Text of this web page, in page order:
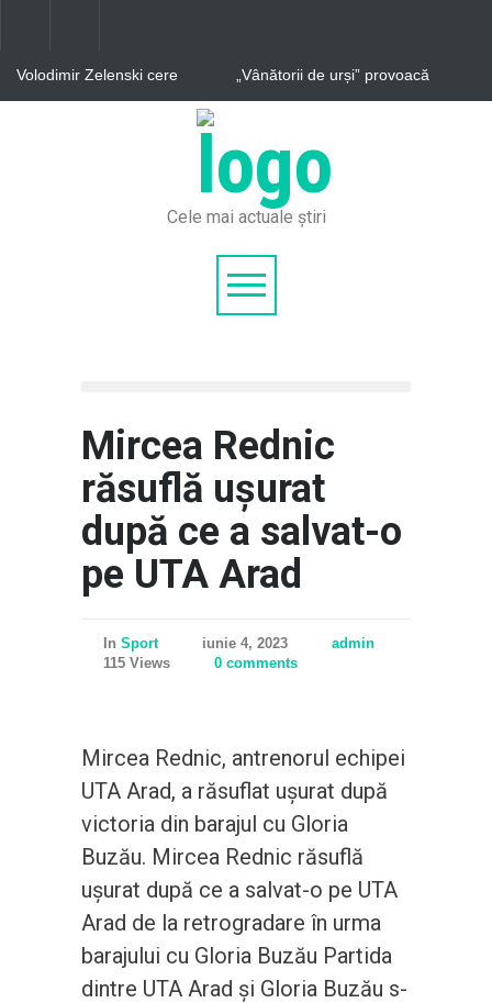
Volodimir Zelenski cere
„Vânătorii de urși” provoacă
Problemele ignorate ale
Vladimir Tkachuk, apropiat
Cele mai actuale știri
Mircea Rednic
răsuflă ușurat
după ce a salvat-o
pe UTA Arad
In Sport iunie 4, 2023
admin
115 Views
0 comments
Mircea Rednic, antrenorul echipei
UTA Arad, a răsuflat ușurat după
victoria din barajul cu Gloria
Buzău. Mircea Rednic răsuflă
ușurat după ce a salvat-o pe UTA
Arad de la retrogradare în urma
barajului cu Gloria Buzău Partida
dintre UTA Arad și Gloria Buzău s-